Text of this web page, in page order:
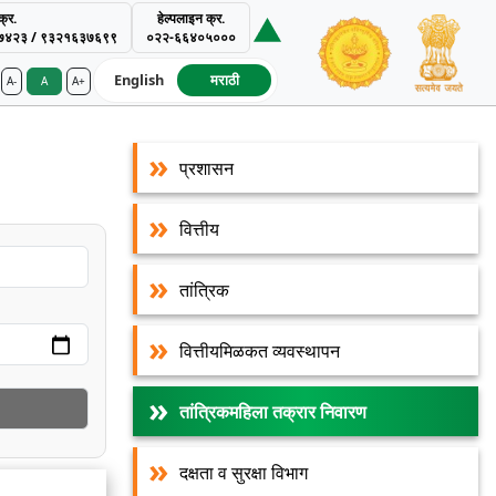
/ ९३२१६३७६९९
हेल्पलाइन क्र.
०२२-६६४०५०००
A- A A+ English मराठी
Authority
प्रशासन
वित्तीय
तांत्रिक
वित्तीयमिळकत व्यवस्थापन
तांत्रिकमहिला तक्रार निवारण
दक्षता व सुरक्षा विभाग